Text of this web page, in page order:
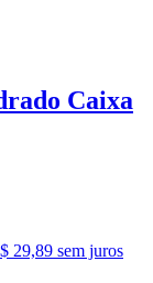
Caixa
29,89 sem juros